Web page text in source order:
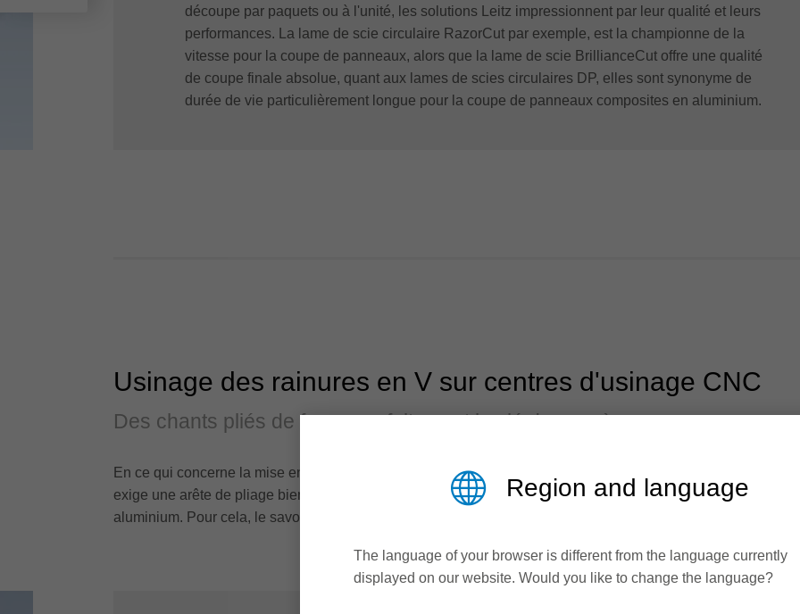
découpe par paquets ou à l'unité, les solutions Leitz impressionnent par leur qualité et leurs
performances. La lame de scie circulaire RazorCut par exemple, est la championne de la
vitesse pour la coupe de panneaux, alors que la lame de scie BrillianceCut offre une qualité
de coupe finale absolue, quant aux lames de scies circulaires DP, elles sont synonyme de
durée de vie particulièrement longue pour la coupe de panneaux composites en aluminium.
Usinage des rainures en V sur centres d'usinage CNC
Des chants pliés de façon parfaite sont la clé du succès
En ce qui concerne la mise en forme, les panneaux composites aluminium sont dans une certaine mesure
exige une arête de pliage bien marquée. Une rainure en V parfaite est une condition préalable au pliage
aluminium. Pour cela, le savoir réside dans le détail de l'exécution de la rainure et de l'outil.
Region and language
The language of your browser is different from the language currently
displayed on our website. Would you like to change the language?